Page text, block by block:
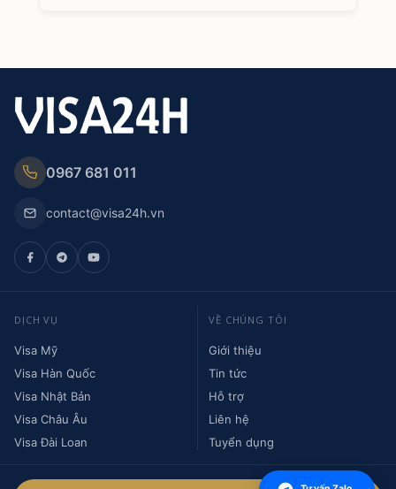
0967 681 011
contact@visa24h.vn
DỊCH VỤ
Visa Mỹ
Visa Hàn Quốc
Visa Nhật Bản
Visa Châu Âu
Visa Đài Loan
VỀ CHÚNG TÔI
Giới thiệu
Tin tức
Hỗ trợ
Liên hệ
Tuyển dụng